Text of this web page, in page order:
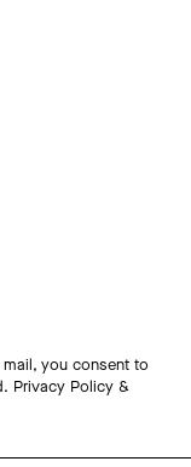
you consent to
Privacy Policy &